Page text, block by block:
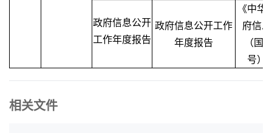
政府信息公开
工作年度报告
政府信息公开工作
年度报告
《中
府信
（国
号）
相关文件